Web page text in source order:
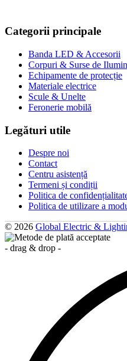
Categorii principale
Banda LED & Accesorii
Corpuri & Surse de
Echipamente de protecție
Materiale electrice
Scule & Unelte
Feronerie mobilă
Legături utile
Despre noi
Contact
Centru asistență
Termeni și condiții
Politica de
Politica de utilizare a
© 2026 Global Electric &
- drag & drop -